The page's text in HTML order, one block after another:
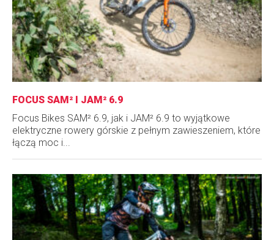
FOCUS SAM² I JAM² 6.9
Focus Bikes SAM² 6.9, jak i JAM² 6.9 to wyjątkowe
elektryczne rowery górskie z pełnym zawieszeniem, które
łączą moc i...